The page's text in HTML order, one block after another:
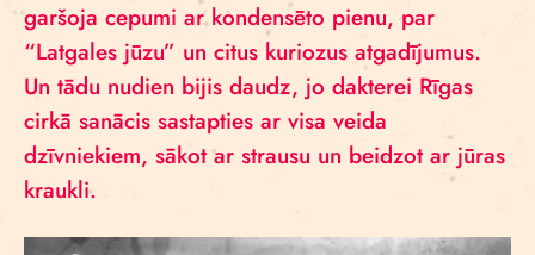
garšoja cepumi ar kondensēto pienu, par
“Latgales jūzu” un citus kuriozus atgadījumus.
Un tādu nudien bijis daudz, jo dakterei Rīgas
cirkā sanācis sastapties ar visa veida
dzīvniekiem, sākot ar strausu un beidzot ar jūras
kraukli.